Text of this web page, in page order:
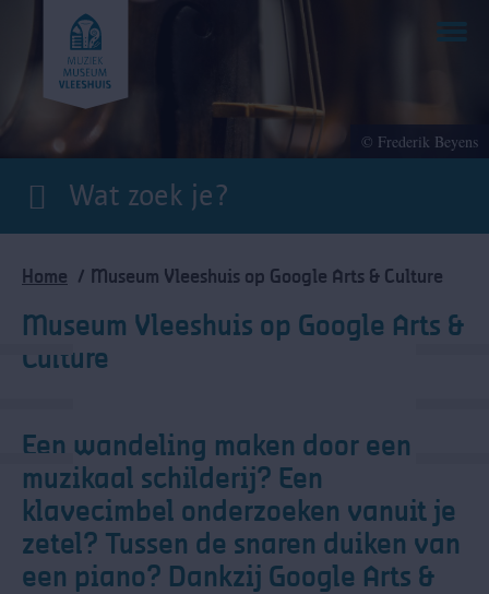
gaan
© Frederik Beyens
Kruimelpad
Home Museum Vleeshuis op Google Arts & Culture
Museum Vleeshuis op Google Arts &
Culture
Een wandeling maken door een
muzikaal schilderij? Een
klavecimbel onderzoeken vanuit je
zetel? Tussen de snaren duiken van
een piano? Dankzij Google Arts &